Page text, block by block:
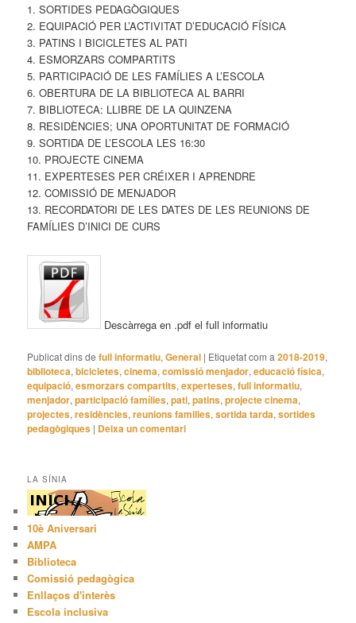
1. SORTIDES PEDAGÒGIQUES
2. EQUIPACIÓ PER L’ACTIVITAT D’EDUCACIÓ FÍSICA
3. PATINS I BICICLETES AL PATI
4. ESMORZARS COMPARTITS
5. PARTICIPACIÓ DE LES FAMÍLIES A L’ESCOLA
6. OBERTURA DE LA BIBLIOTECA AL BARRI
7. BIBLIOTECA: LLIBRE DE LA QUINZENA
8. RESIDÈNCIES; UNA OPORTUNITAT DE FORMACIÓ
9. SORTIDA DE L’ESCOLA LES 16:30
10. PROJECTE CINEMA
11. EXPERTESES PER CRÉIXER I APRENDRE
12. COMISSIÓ DE MENJADOR
13. RECORDATORI DE LES DATES DE LES REUNIONS DE
FAMÍLIES D’INICI DE CURS
Descàrrega en .pdf el full informatiu
Publicat dins de full informatiu,General | Etiquetat com a 2018-2019,
biblioteca,bicicletes,cinema,comissió menjador,educació física,
equipació,esmorzars compartits,experteses,full informatiu,
menjador,participació famílies,pati,patins,projecte cinema,
projectes,residències,reunions families,sortida tarda,sortides
pedagògiques | Deixa un comentari
LA SÍNIA
10è Aniversari
AMPA
Biblioteca
Comissió pedagògica
Enllaços d'interès
Escola inclusiva